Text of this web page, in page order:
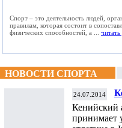
Спорт – это деятельность людей,
правилам, которая состоит в
физических способностей, а ... читать
НОВОСТИ СПОРТА
24.07.2014
Кенийский
принимает